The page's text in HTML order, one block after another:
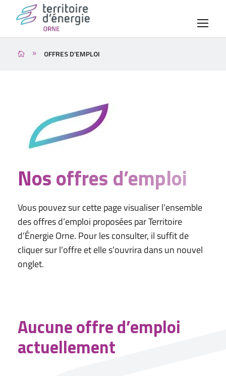
OFFRES D’EMPLOI
Nos offres d’emploi
Vous pouvez sur cette page visualiser l’ensemble
des offres d’emploi proposées par Territoire
d’Énergie Orne. Pour les consulter, il suffit de
cliquer sur l’offre et elle s’ouvrira dans un nouvel
onglet.
Aucune offre d’emploi
actuellement